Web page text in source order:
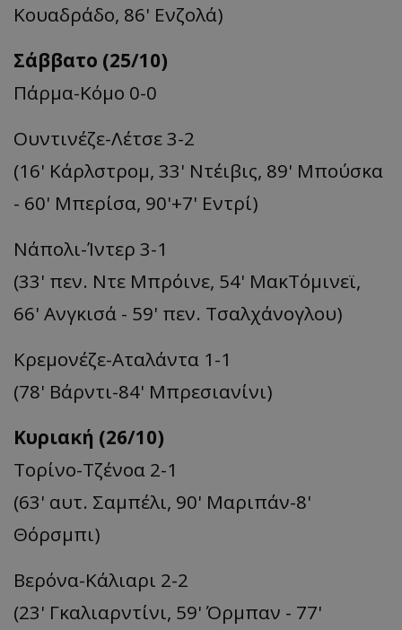
Κουαδράδο, 86' Ενζολά)
Σάββατο (25/10)
Πάρμα-Κόμο 0-0
Ουντινέζε-Λέτσε 3-2
(16' Κάρλστρομ, 33' Ντέιβις, 89' Μπούσκα
- 60' Μπερίσα, 90'+7' Εντρί)
Νάπολι-Ίντερ 3-1
(33' πεν. Ντε Μπρόινε, 54' ΜακΤόμινεϊ,
66' Ανγκισά - 59' πεν. Τσαλχάνογλου)
Κρεμονέζε-Αταλάντα 1-1
(78' Βάρντι-84' Μπρεσιανίνι)
Κυριακή (26/10)
Τορίνο-Τζένοα 2-1
(63' αυτ. Σαμπέλι, 90' Μαριπάν-8'
Θόρσμπι)
Βερόνα-Κάλιαρι 2-2
(23' Γκαλιαρντίνι, 59' Όρμπαν - 77'